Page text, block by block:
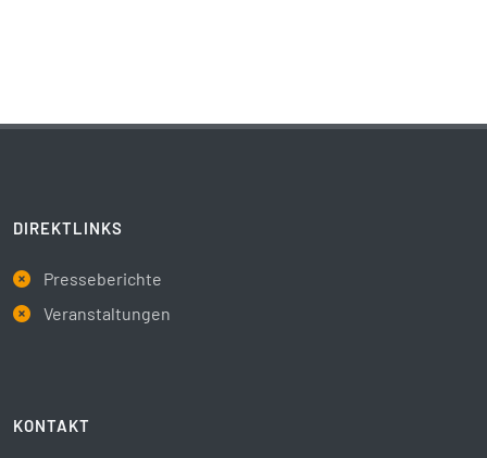
DIREKTLINKS
Presseberichte
Veranstaltungen
KONTAKT